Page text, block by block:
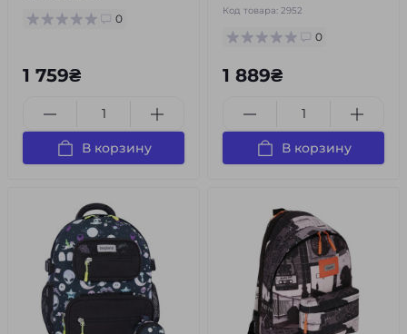
0
1 759₴
В корзину
Код товара: 2952
0
1 889₴
В корзину